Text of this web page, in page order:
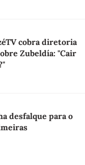
cobra diretoria
Zubeldía: "Cair
desfalque para o